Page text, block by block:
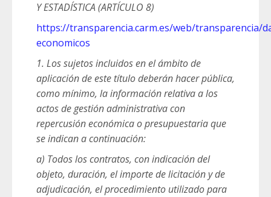
Y ESTADÍSTICA (ARTÍCULO 8)
https://transparencia.carm.es/web/transparencia/
economicos
1. Los sujetos incluidos en el ámbito de
aplicación de este título deberán hacer pública,
como mínimo, la información relativa a los
actos de gestión administrativa con
repercusión económica o presupuestaria que
se indican a continuación:
a) Todos los contratos, con indicación del
objeto, duración, el importe de licitación y de
adjudicación, el procedimiento utilizado para